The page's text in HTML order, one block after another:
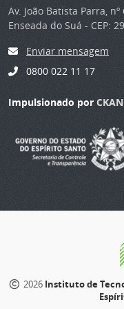
Av. João Batista Parra,
Enseada do Suá - CEP:
Enviar mensagem
0800 022 11 17
Impulsionado por CKAN
2026 Instituto de